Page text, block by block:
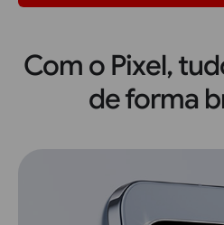
Com o Pixel,
de forma